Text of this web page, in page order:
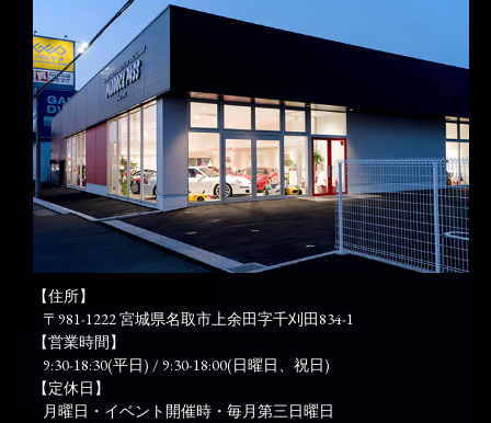
【住所】
〒981-1222 宮城県名取市上余田字千刈田834-1
【営業時間】
9:30-18:30(平日) / 9:30-18:00(日曜日、祝日)
【定休日】
月曜日・イベント開催時・毎月第三日曜日